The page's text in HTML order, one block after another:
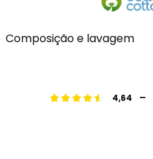
Composição e lavagem
4,64 -